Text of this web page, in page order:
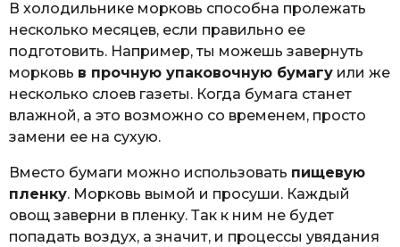
В холодильнике морковь способна пролежать
несколько месяцев, если правильно ее
подготовить. Например, ты можешь завернуть
морковь в прочную упаковочную бумагу или же
несколько слоев газеты. Когда бумага станет
влажной, а это возможно со временем, просто
замени ее на сухую.
Вместо бумаги можно использовать пищевую
пленку. Морковь вымой и просуши. Каждый
овощ заверни в пленку. Так к ним не будет
попадать воздух, а значит, и процессы увядания